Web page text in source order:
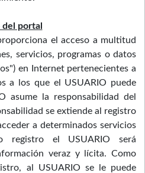
del portal
el acceso a multitud
servicios, programas o datos
en Internet pertenecientes a
a los que el USUARIO puede
asume la responsabilidad del
se extiende al registro
a determinados servicios
registro el USUARIO será
veraz y lícita. Como
al USUARIO se le puede